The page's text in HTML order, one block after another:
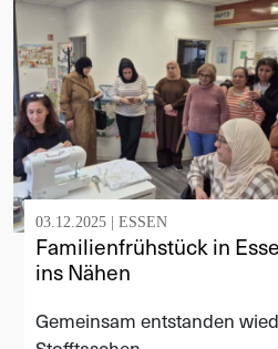
03.12.2025 | ESSEN
Familienfrühstück in
ins Nähen
Gemeinsam entstanden